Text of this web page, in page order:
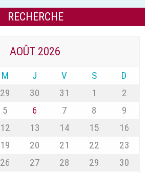
AOÛT 2026
M J V S
D
29 30 31 1
2
5 6 7 8
9
12 13 14 15
16
19 20 21 22
23
26 27 28 29
30